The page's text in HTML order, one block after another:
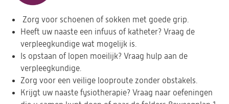
Zorg voor schoenen of sokken met goede grip.
Heeft uw naaste een infuus of katheter? Vraag de
verpleegkundige wat mogelijk is.
Is opstaan of lopen moeilijk? Vraag hulp aan de
verpleegkundige.
Zorg voor een veilige looproute zonder obstakels.
Krijgt uw naaste fysiotherapie? Vraag naar oefeningen